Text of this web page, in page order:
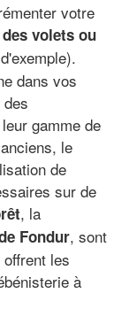
votre
volets ou
dans vos
gamme de
le
de
sur de
, la
Fondur, sont
les
à